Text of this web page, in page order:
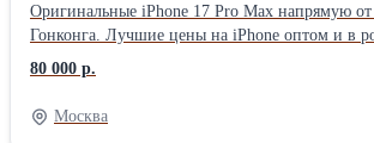
Оригинальные iPhone 17 Pro Max напрямую
Гонконга. Лучшие цены на iPhone оптом и в
доставкой по Казахстану. 📦 Только новые, оригинальные,
запечатанные устройства 📄 Официальная
производителя 🚚 Быстрая адресная доставка
Таможенная очистка уже включена в
80 000 р.
Москва